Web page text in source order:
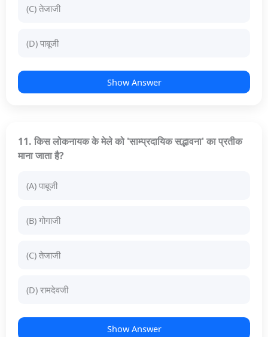
(C) तेजाजी
(D) पाबूजी
Show Answer
11. किस लोकनायक के मेले को 'साम्प्रदायिक सद्भावना' का प्रतीक
माना जाता है?
(A) पाबूजी
(B) गोगाजी
(C) तेजाजी
(D) रामदेवजी
Show Answer